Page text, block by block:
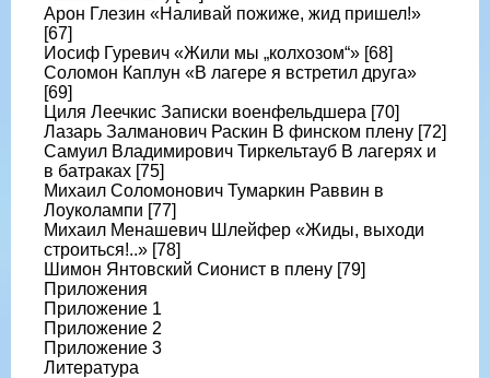
Арон Глезин «Наливай пожиже, жид пришел!»
[67]
Иосиф Гуревич «Жили мы „колхозом“» [68]
Соломон Каплун «В лагере я встретил друга»
[69]
Циля Леечкис Записки военфельдшера [70]
Лазарь Залманович Раскин В финском плену [72]
Самуил Владимирович Тиркельтауб В лагерях и
в батраках [75]
Михаил Соломонович Тумаркин Раввин в
Лоуколампи [77]
Михаил Менашевич Шлейфер «Жиды, выходи
строиться!..» [78]
Шимон Янтовский Сионист в плену [79]
Приложения
Приложение 1
Приложение 2
Приложение 3
Литература